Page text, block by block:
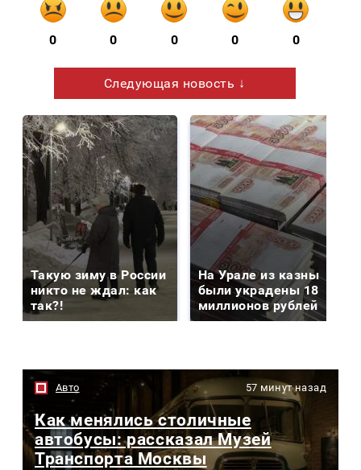
0 0 0 0 0
Следующая новость ↓
Такую зиму в России
никто не ждал: как
так?!
На Урале из казны
были украдены 18
миллионов рублей
Авто 57 минут назад
Как менялись столичные
автобусы: рассказал Музей
Транспорта Москвы